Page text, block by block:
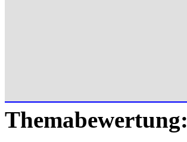
Themabewertung: